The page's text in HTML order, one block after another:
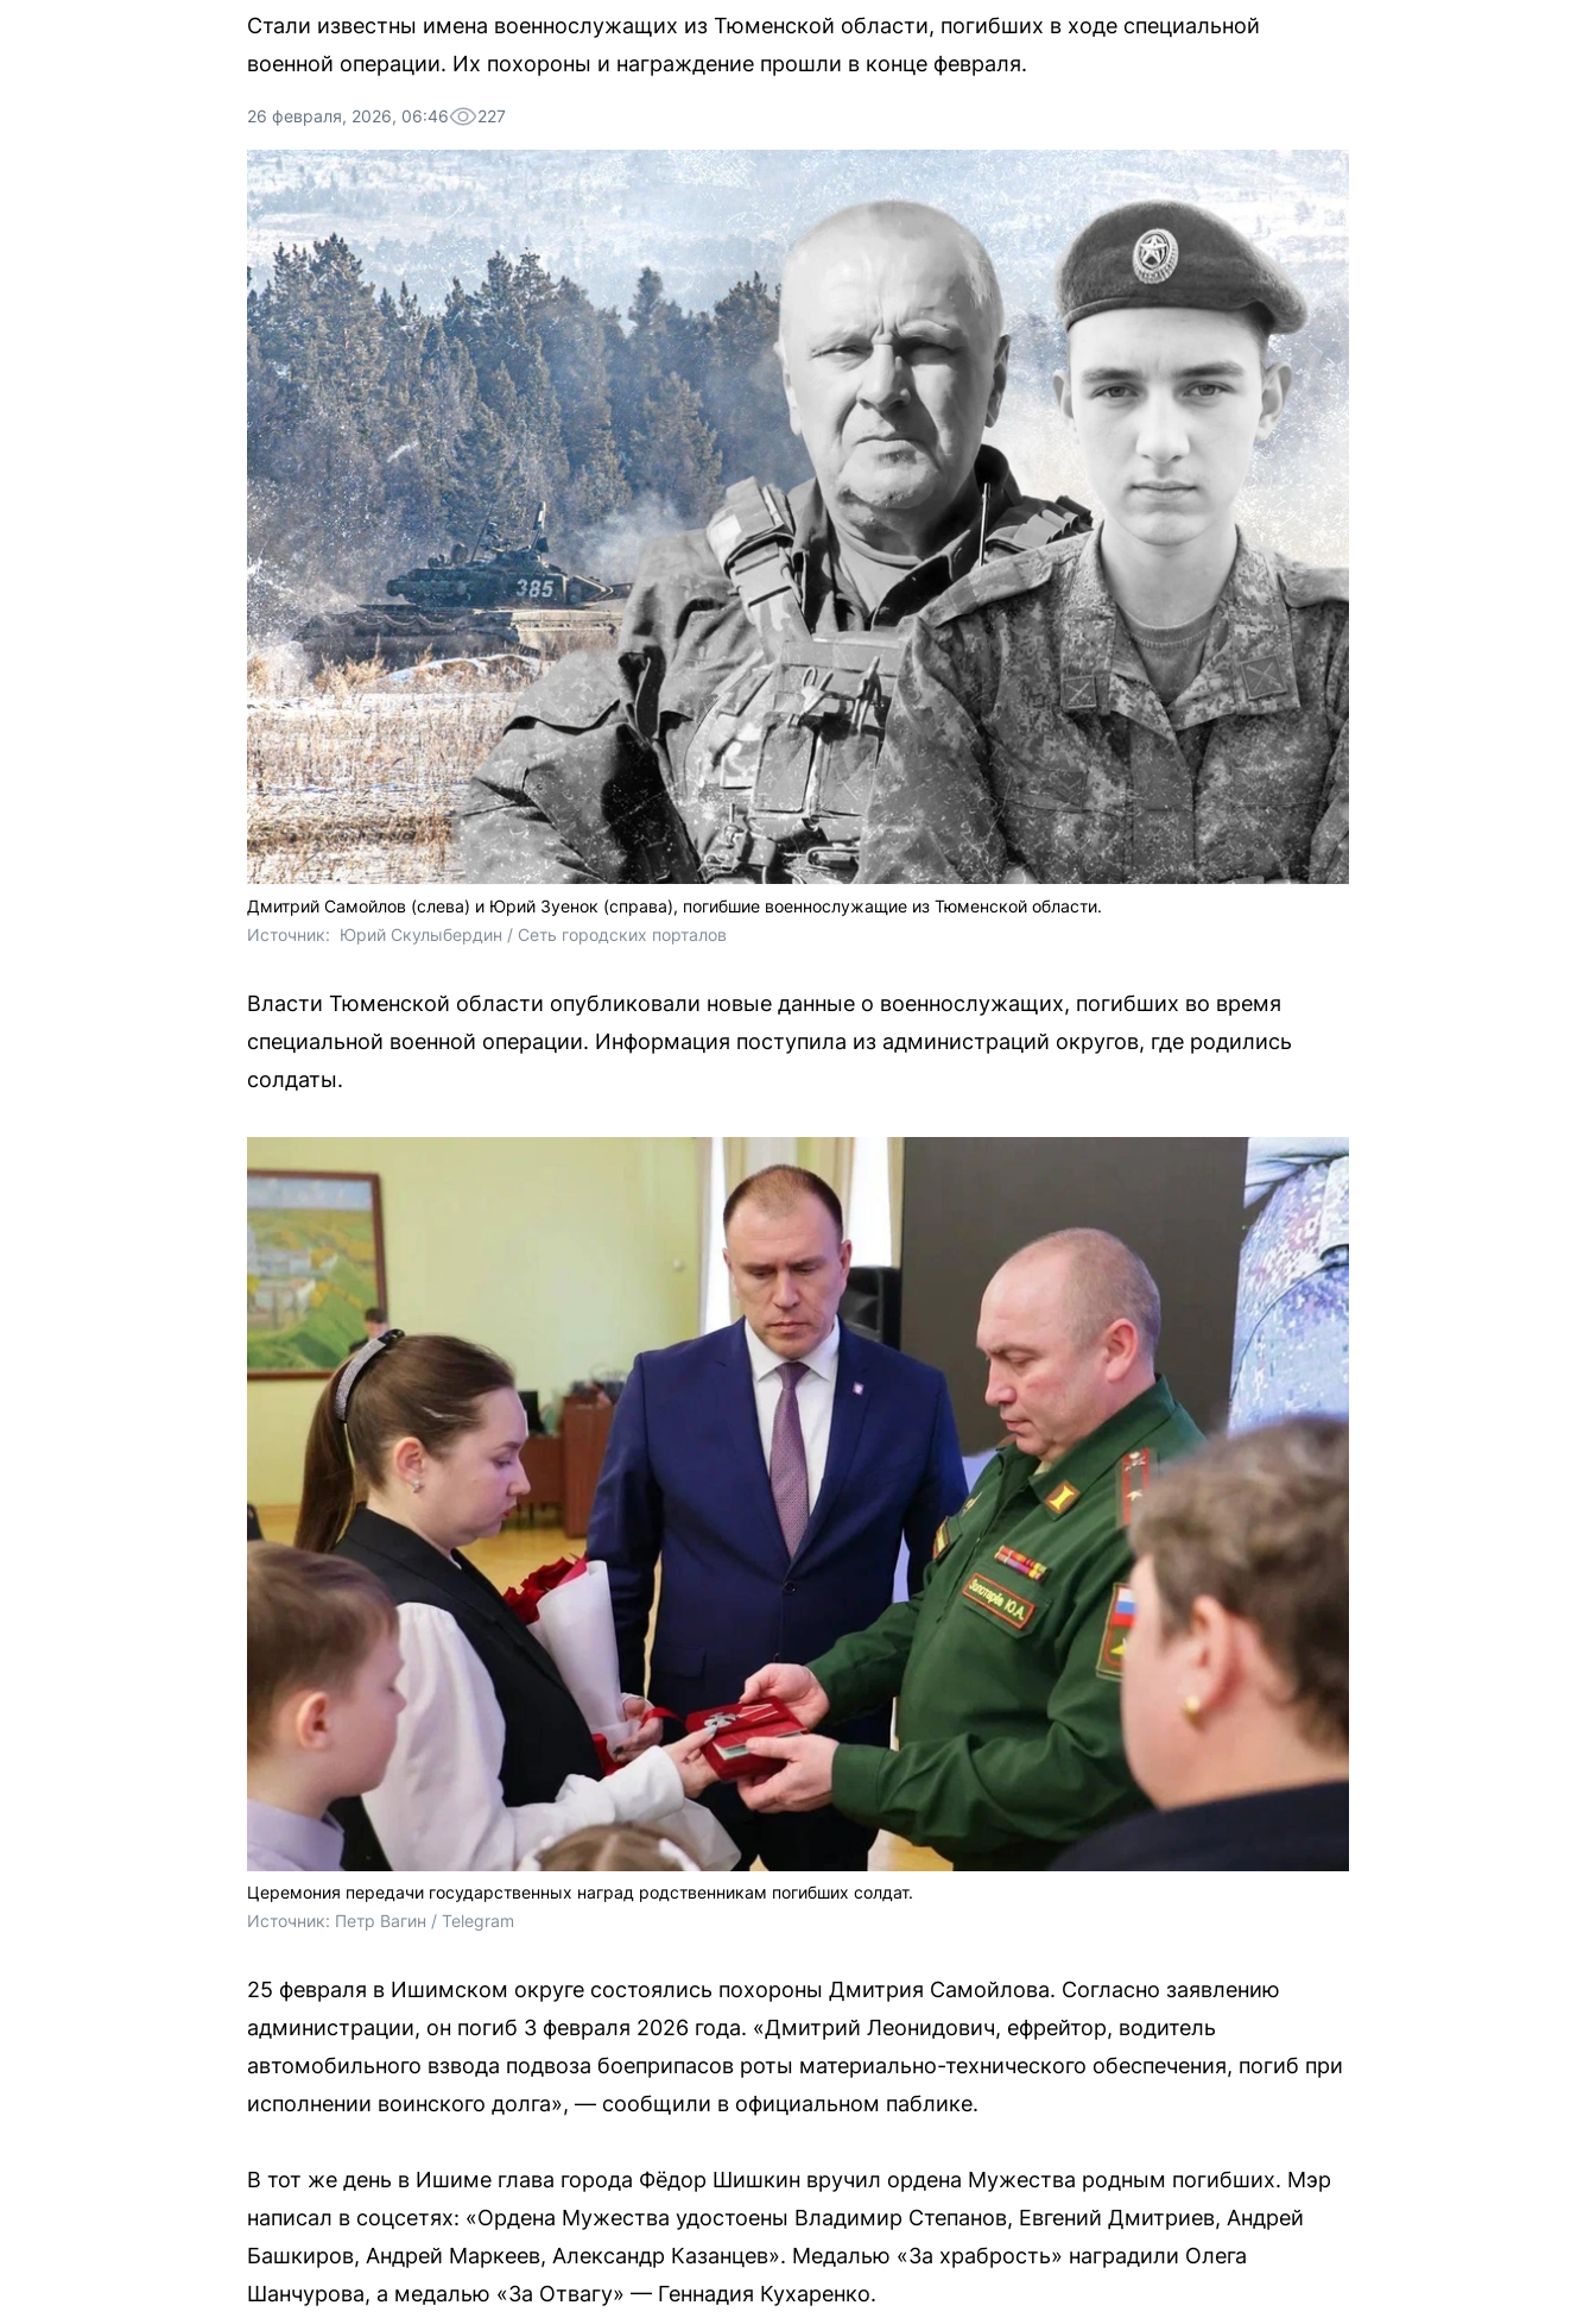
Стали известны имена военнослужащих из Тюменской области, погибших в ходе специальной
военной операции. Их похороны и награждение прошли в конце февраля.
26 февраля, 2026, 06:46 227
Дмитрий Самойлов (слева) и Юрий Зуенок (справа), погибшие военнослужащие из Тюменской области.
Источник: Юрий Скулыбердин / Сеть городских порталов
Власти Тюменской области опубликовали новые данные о военнослужащих, погибших во время
специальной военной операции. Информация поступила из администраций округов, где родились
солдаты.
Церемония передачи государственных наград родственникам погибших солдат.
Источник: Петр Вагин / Telegram
25 февраля в Ишимском округе состоялись похороны Дмитрия Самойлова. Согласно заявлению
администрации, он погиб 3 февраля 2026 года. «Дмитрий Леонидович, ефрейтор, водитель
автомобильного взвода подвоза боеприпасов роты материально-технического обеспечения, погиб при
исполнении воинского долга», — сообщили в официальном паблике.
В тот же день в Ишиме глава города Фёдор Шишкин вручил ордена Мужества родным погибших. Мэр
написал в соцсетях: «Ордена Мужества удостоены Владимир Степанов, Евгений Дмитриев, Андрей
Башкиров, Андрей Маркеев, Александр Казанцев». Медалью «За храбрость» наградили Олега
Шанчурова, а медалью «За Отвагу» — Геннадия Кухаренко.